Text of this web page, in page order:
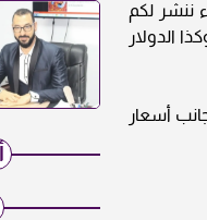
«العرب 24» لاهتمامات القراء ننشر لكم
الدولار
وكذا إلى جانب أسعار